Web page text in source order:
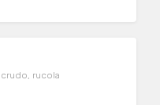
rucola